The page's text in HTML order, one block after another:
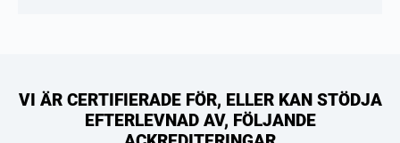
VI ÄR CERTIFIERADE FÖR, ELLER KAN STÖDJA
EFTERLEVNAD AV, FÖLJANDE